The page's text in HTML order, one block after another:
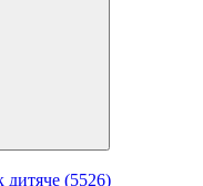
дитяче (5526)